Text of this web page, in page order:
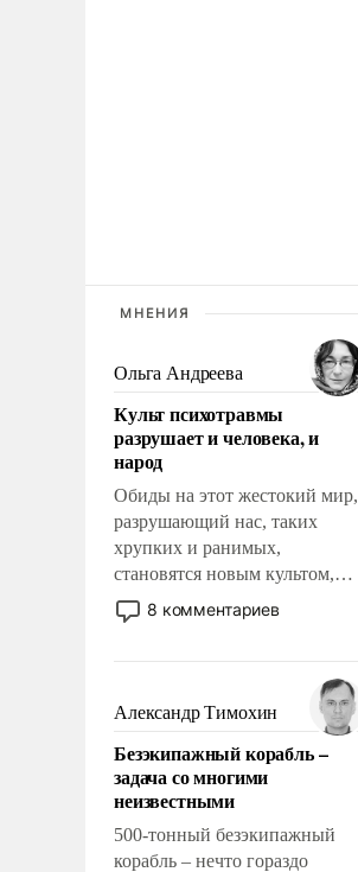
МНЕНИЯ
Ольга Андреева
Культ психотравмы
разрушает и человека, и
народ
Обиды на этот жестокий мир,
разрушающий нас, таких
хрупких и ранимых,
становятся новым культом,
постепенно вытесняя и
отменяя традиционное
мужественным и твердым под
ударами судьбы, брать на себя
ответственность, помогать
слабым, идти вперед и
адаптироваться.
8 комментариев
Александр Тимохин
Безэкипажный корабль –
задача со многими
неизвестными
500-тонный безэкипажный
корабль – нечто гораздо